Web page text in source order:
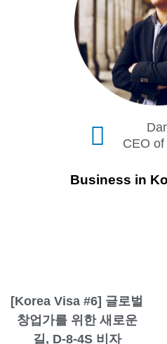
CEO
Business in
[Korea Visa #6] 글로벌
창업가를 위한 새로운
길, D-8-4S 비자